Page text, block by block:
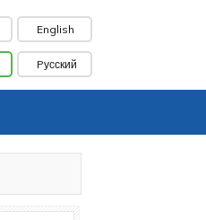
English
Pусский